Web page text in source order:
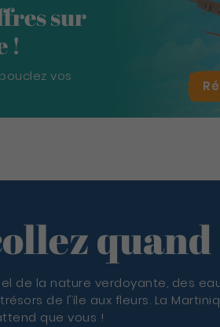
sur
!
vos
quand
de la nature verdoyante, des
de l'île aux fleurs. La
que vous !